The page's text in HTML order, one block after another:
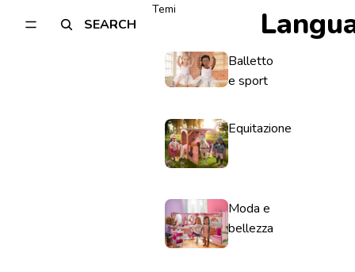
SEARCH
Temi
Balletto
e sport
Equitazione
Moda e
bellezza